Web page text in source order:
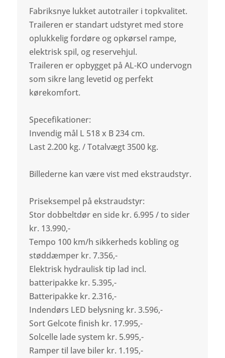
Fabriksnye lukket autotrailer i topkvalitet.
Traileren er standart udstyret med store
oplukkelig fordøre og opkørsel rampe,
elektrisk spil, og reservehjul.
Traileren er opbygget på AL-KO undervogn
som sikre lang levetid og perfekt
kørekomfort.
Specefikationer:
Invendig mål L 518 x B 234 cm.
Last 2.200 kg. / Totalvægt 3500 kg.
Billederne kan være vist med ekstraudstyr.
Priseksempel på ekstraudstyr:
Stor dobbeltdør en side kr. 6.995 / to sider
kr. 13.990,-
Tempo 100 km/h sikkerheds kobling og
støddæmper kr. 7.356,-
Elektrisk hydraulisk tip lad incl.
batteripakke kr. 5.395,-
Batteripakke kr. 2.316,-
Indendørs LED belysning kr. 3.596,-
Sort Gelcote finish kr. 17.995,-
Solcelle lade system kr. 5.995,-
Ramper til lave biler kr. 1.195,-